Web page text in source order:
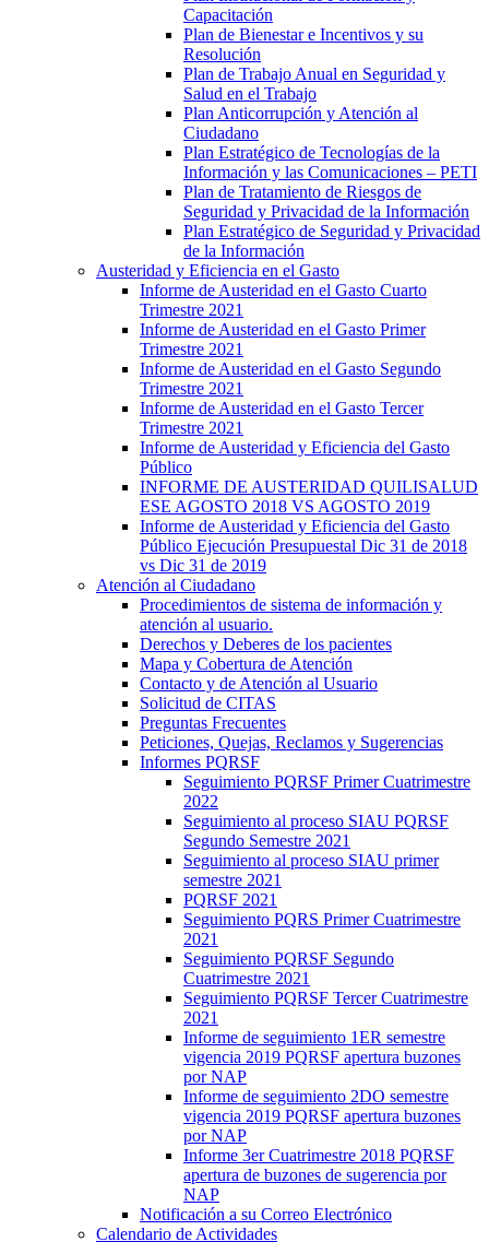
Capacitación
Plan de Bienestar e Incentivos y su
Resolución
Plan de Trabajo Anual en Seguridad y
Salud en el Trabajo
Plan Anticorrupción y Atención al
Ciudadano
Plan Estratégico de Tecnologías de la
Información y las Comunicaciones – PETI
Plan de Tratamiento de Riesgos de
Seguridad y Privacidad de la Información
Plan Estratégico de Seguridad y Privacidad
de la Información
Austeridad y Eficiencia en el Gasto
Informe de Austeridad en el Gasto Cuarto
Trimestre 2021
Informe de Austeridad en el Gasto Primer
Trimestre 2021
Informe de Austeridad en el Gasto Segundo
Trimestre 2021
Informe de Austeridad en el Gasto Tercer
Trimestre 2021
Informe de Austeridad y Eficiencia del Gasto
Público
INFORME DE AUSTERIDAD QUILISALUD
ESE AGOSTO 2018 VS AGOSTO 2019
Informe de Austeridad y Eficiencia del Gasto
Público Ejecución Presupuestal Dic 31 de 2018
vs Dic 31 de 2019
Atención al Ciudadano
Procedimientos de sistema de información y
atención al usuario.
Derechos y Deberes de los pacientes
Mapa y Cobertura de Atención
Contacto y de Atención al Usuario
Solicitud de CITAS
Preguntas Frecuentes
Peticiones, Quejas, Reclamos y Sugerencias
Informes PQRSF
Seguimiento PQRSF Primer Cuatrimestre
2022
Seguimiento al proceso SIAU PQRSF
Segundo Semestre 2021
Seguimiento al proceso SIAU primer
semestre 2021
PQRSF 2021
Seguimiento PQRS Primer Cuatrimestre
2021
Seguimiento PQRSF Segundo
Cuatrimestre 2021
Seguimiento PQRSF Tercer Cuatrimestre
2021
Informe de seguimiento 1ER semestre
vigencia 2019 PQRSF apertura buzones
por NAP
Informe de seguimiento 2DO semestre
vigencia 2019 PQRSF apertura buzones
por NAP
Informe 3er Cuatrimestre 2018 PQRSF
apertura de buzones de sugerencia por
NAP
Notificación a su Correo Electrónico
Calendario de Actividades